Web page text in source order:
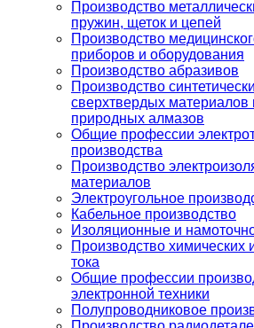
Производство
пружин, щеток и цепей
Производство
приборов и оборудования
Производство абразивов
Производство
сверхтвердых материалов
природных алмазов
Общие профессии
производства
Производство
материалов
Электроугольное
Кабельное производство
Изоляционные и
Производство химических
тока
Общие профессии
электронной техники
Полупроводниковое